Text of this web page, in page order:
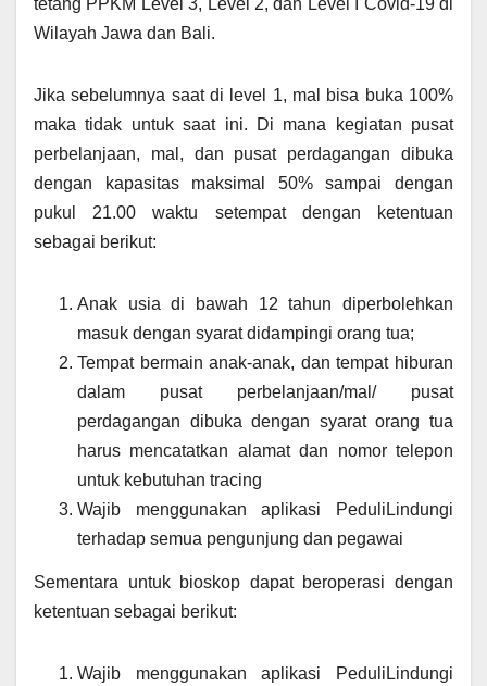
tetang PPKM Level 3, Level 2, dan Level I Covid-19 di
Wilayah Jawa dan Bali.
Jika sebelumnya saat di level 1, mal bisa buka 100%
maka tidak untuk saat ini. Di mana kegiatan pusat
perbelanjaan, mal, dan pusat perdagangan dibuka
dengan kapasitas maksimal 50% sampai dengan
pukul 21.00 waktu setempat dengan ketentuan
sebagai berikut:
Anak usia di bawah 12 tahun diperbolehkan
masuk dengan syarat didampingi orang tua;
Tempat bermain anak-anak, dan tempat hiburan
dalam pusat perbelanjaan/mal/ pusat
perdagangan dibuka dengan syarat orang tua
harus mencatatkan alamat dan nomor telepon
untuk kebutuhan tracing
Wajib menggunakan aplikasi PeduliLindungi
terhadap semua pengunjung dan pegawai
Sementara untuk bioskop dapat beroperasi dengan
ketentuan sebagai berikut:
Wajib menggunakan aplikasi PeduliLindungi